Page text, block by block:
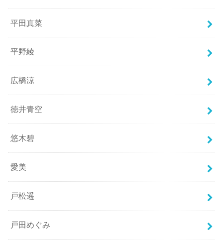
平田真菜
平野綾
広橋涼
徳井青空
悠木碧
愛美
戸松遥
戸田めぐみ